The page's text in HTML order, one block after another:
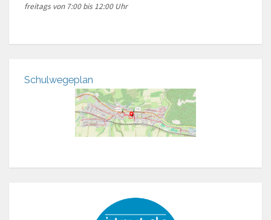
freitags von 7:00 bis 12:00 Uhr
Schulwegeplan